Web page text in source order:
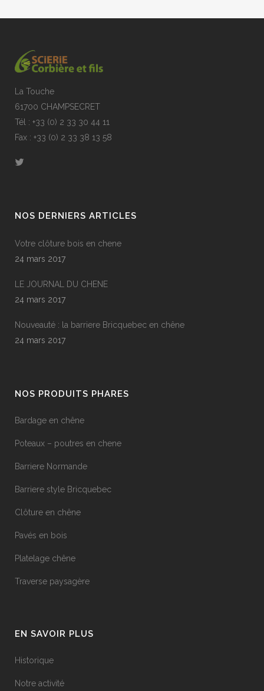
La Touche
61700 CHAMPSECRET
Tél : +33 (0) 2 33 30 44 11
Fax : +33 (0) 2 33 38 13 58
NOS DERNIERS ARTICLES
Votre clôture bois en chene
24 mars 2017
LE JOURNAL DU CHENE
24 mars 2017
Nouveauté : la barriere Bricquebec en chêne
24 mars 2017
NOS PRODUITS PHARES
Bardage en chêne
Poteaux – poutres en chene
Barriere Normande
Barriere style Bricquebec
Clôture en chêne
Pavés en bois
Platelage chêne
Traverse paysagère
EN SAVOIR PLUS
Historique
Notre activité